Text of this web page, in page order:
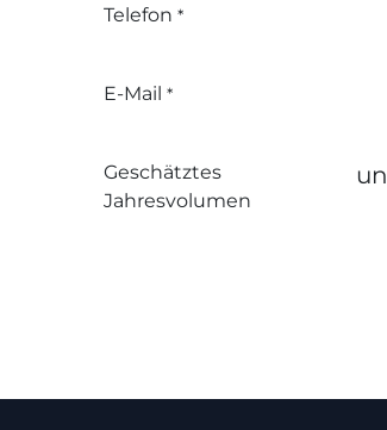
Telefon *
E-Mail *
Geschätztes
Jahresvolumen